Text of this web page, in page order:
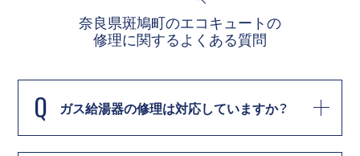
奈良県斑鳩町のエコキュートの
修理に関するよくある質問
Q ガス給湯器の修理は対応していますか？